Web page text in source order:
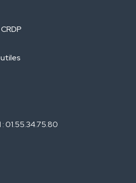
01.55.34.75.80